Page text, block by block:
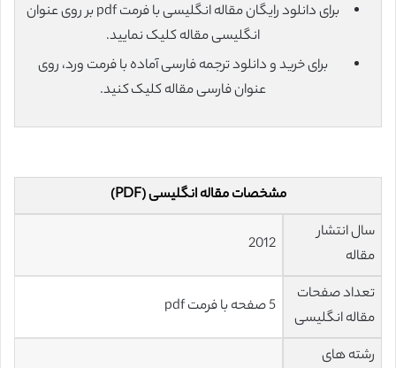
برای دانلود رایگان مقاله انگلیسی با فرمت pdf بر روی عنوان
انگلیسی مقاله کلیک نمایید.
برای خرید و دانلود ترجمه فارسی آماده با فرمت ورد، روی
عنوان فارسی مقاله کلیک کنید.
مشخصات مقاله انگلیسی (PDF)
سال انتشار
مقاله
2012
تعداد صفحات
مقاله انگلیسی
5 صفحه با فرمت pdf
رشته های